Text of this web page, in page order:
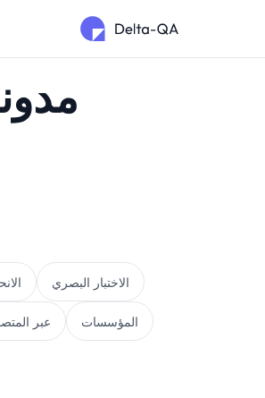
الاختبار البصري
المؤسسات عبر